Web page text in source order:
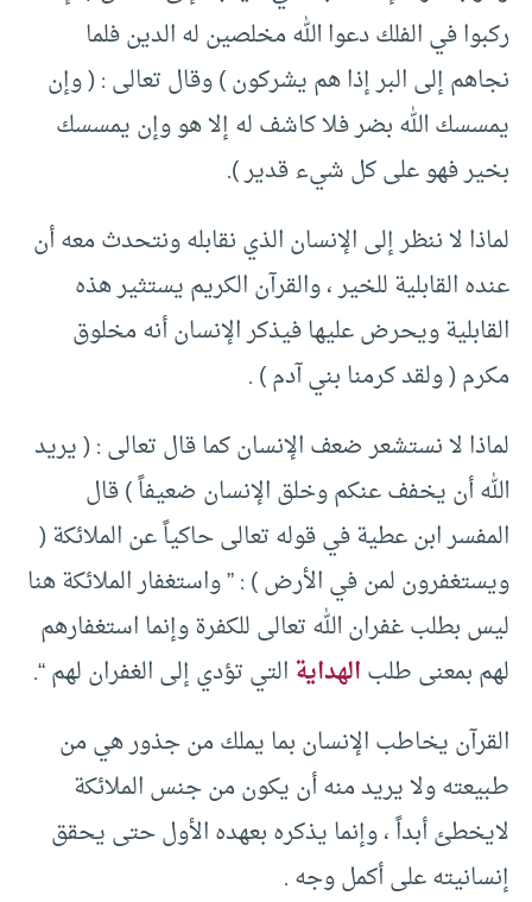
ركبوا في الفلك دعوا الله مخلصين له الدين فلما
نجاهم إلى البر إذا هم يشركون ) وقال تعالى : ( وإن
يمسسك الله بضر فلا كاشف له إلا هو وإن يمسسك
بخير فهو على كل شيء قدير ).
لماذا لا ننظر إلى الإنسان الذي نقابله ونتحدث معه أن
عنده القابلية للخير ، والقرآن الكريم يستثير هذه
القابلية ويحرض عليها فيذكر الإنسان أنه مخلوق
مكرم ( ولقد كرمنا بني آدم ) .
لماذا لا نستشعر ضعف الإنسان كما قال تعالى : ( يريد
الله أن يخفف عنكم وخلق الإنسان ضعيفاً ) قال
المفسر ابن عطية في قوله تعالى حاكياً عن الملائكة (
ويستغفرون لمن في الأرض ) : ” واستغفار الملائكة هنا
ليس بطلب غفران الله تعالى للكفرة وإنما استغفارهم
لهم بمعنى طلبالهدايةالتي تؤدي إلى الغفران لهم “.
القرآن يخاطب الإنسان بما يملك من جذور هي من
طبيعته ولا يريد منه أن يكون من جنس الملائكة
لايخطئ أبداً ، وإنما يذكره بعهده الأول حتى يحقق
إنسانيته على أكمل وجه .